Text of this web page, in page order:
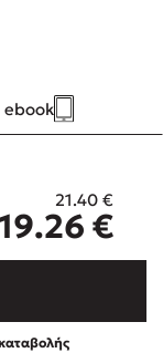
πίσω
ebook
21.40 €
€